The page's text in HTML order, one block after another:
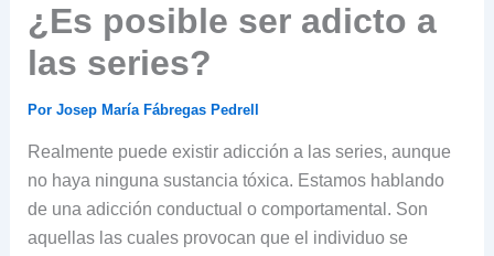
¿Es posible ser adicto a
las series?
Por Josep María Fábregas Pedrell
Realmente puede existir adicción a las series, aunque
no haya ninguna sustancia tóxica. Estamos hablando
de una adicción conductual o comportamental. Son
aquellas las cuales provocan que el individuo se